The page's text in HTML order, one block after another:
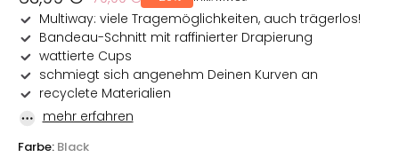
Preis
Multiway: viele Tragemöglichkeiten, auch trägerlos!
Bandeau-Schnitt mit raffinierter Drapierung
wattierte Cups
schmiegt sich angenehm Deinen Kurven an
recyclete Materialien
mehr erfahren
Farbe: Black